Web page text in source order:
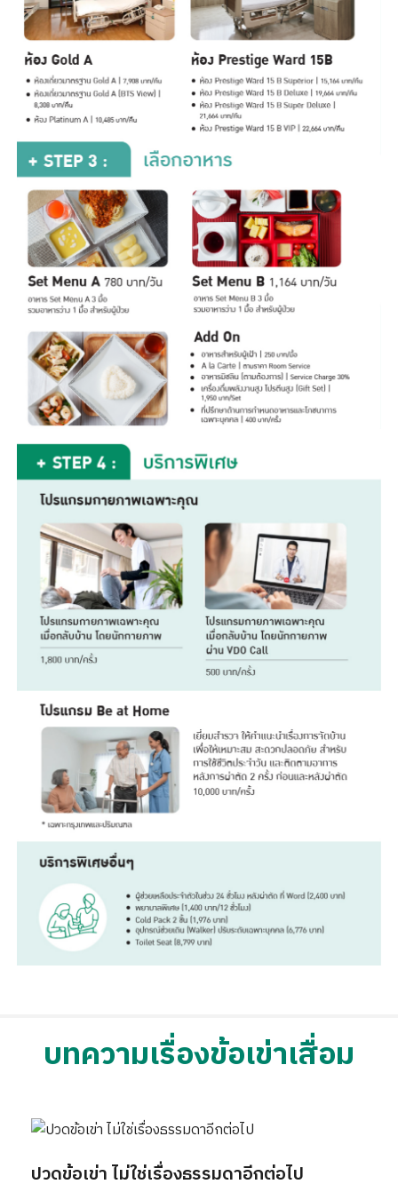
บทความเรื่องข้อเข่าเสื่อม
ปวดข้อเข่า ไม่ใช่เรื่องธรรมดาอีกต่อไป